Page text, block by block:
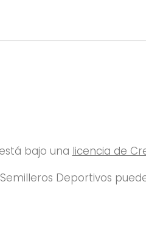
bajo una licencia de
Deportivos